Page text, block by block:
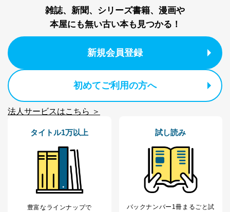
の方の個人情報
閲覧履歴や購買履歴等の情報を分
析して、趣味・嗜好に
応じた新商品・サービスに関する
広告のため
当社にお問合わせ
いただいた方の個
人情報
お問い合わせ対応、トラブル対
処、オペレーター教育など応対品
質向上のため
3
当社カスタマーQ＆
Aサービス利用者
カスタマーQ＆Aサイトの投稿内容
の確認のため
ため
ｅメール等による商品、サービ
ス、キャンペーン等の広告に関す
採用応募者の方の
採用選考、ご連絡のため
当社の従業者の個
人情報
人事、総務などの雇用管理等のた
企業）からの委託
提携企業及びお客様がご購入され
雑誌、新聞、シリーズ書籍、漫画や
本屋にも無い古い本も見つかる！
新規会員登録
初めてご利用の方へ
法人サービスはこちら ＞
タイトル1万以上
豊富なラインナップで
試し読み
バックナンバー1冊まるごと試